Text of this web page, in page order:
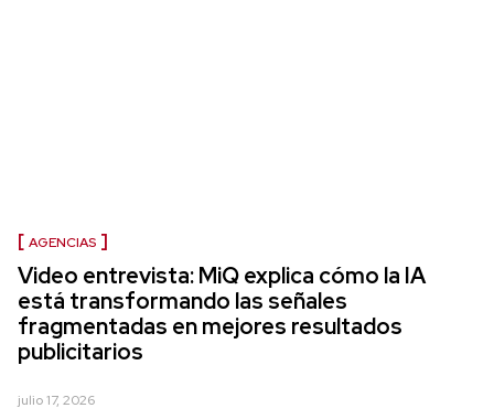
AGENCIAS
Video entrevista: MiQ explica cómo la IA
está transformando las señales
fragmentadas en mejores resultados
publicitarios
julio 17, 2026